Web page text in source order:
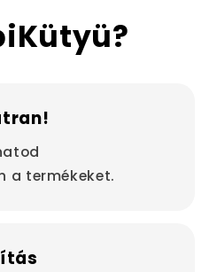
a termékeket.